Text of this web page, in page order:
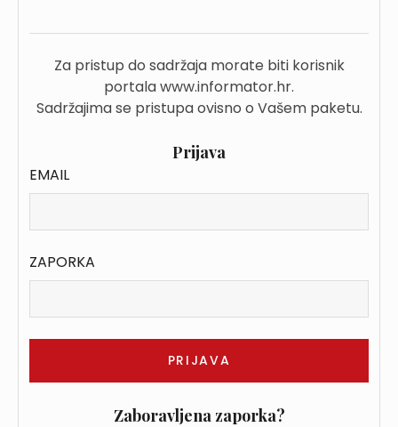
Za pristup do sadržaja morate biti korisnik
portala www.informator.hr.
Sadržajima se pristupa ovisno o Vašem paketu.
Prijava
EMAIL
ZAPORKA
Zaboravljena zaporka?